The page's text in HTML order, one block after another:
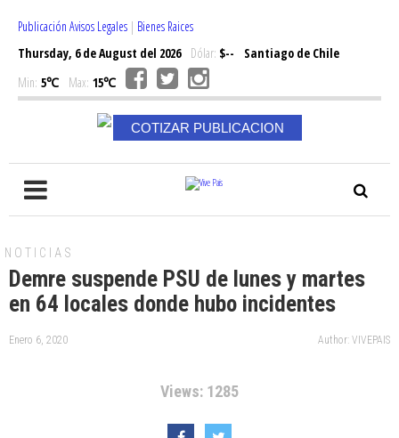
Publicación Avisos Legales | Bienes Raices
Thursday, 6 de August del 2026Dólar: $--
Santiago de Chile
Min: 5℃ Max: 15℃
COTIZAR PUBLICACION
NOTICIAS
Demre suspende PSU de lunes y martes
en 64 locales donde hubo incidentes
Enero 6, 2020 Author: VIVEPAIS
Views: 1285